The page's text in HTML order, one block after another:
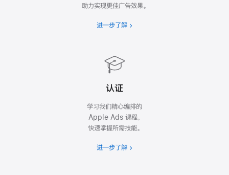
助力实现更佳广告效果。
进一步了解
认证
学习我们精心编排的
Apple Ads 课程，
快速掌握所需技能。
进一步了解